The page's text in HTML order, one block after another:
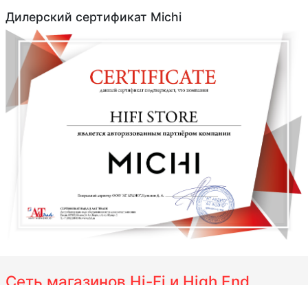
Дилерский сертификат Michi
Сеть магазинов Hi-Fi и High End